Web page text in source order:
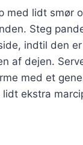
med lidt smør
Steg
indtil den
af dejen.
med et
ekstra